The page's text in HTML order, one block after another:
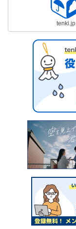
tenki.jp